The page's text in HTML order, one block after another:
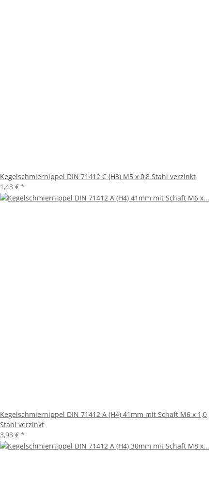
Kegelschmiernippel DIN 71412 C (H3) M5 x 0,8 Stahl verzinkt
1,43 € *
Kegelschmiernippel DIN 71412 A (H4) 41mm mit Schaft M6 x 1,0
Stahl verzinkt
3,93 € *